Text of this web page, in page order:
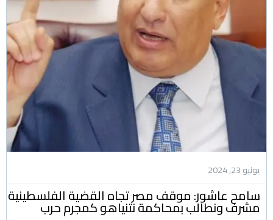
يونيو 23, 2024
سامح عاشور: موقف مصر تجاه القضية الفلسطينية
مشرف ونطالب بمحاكمة نتنياهو كمجرم حرب